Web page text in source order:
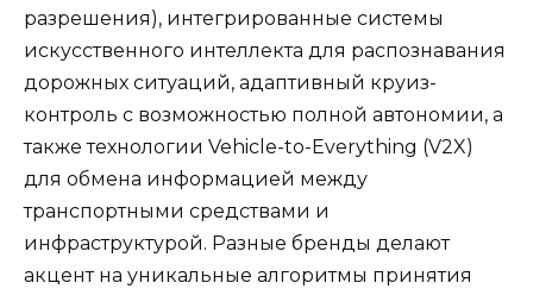
разрешения), интегрированные системы
искусственного интеллекта для распознавания
дорожных ситуаций, адаптивный круиз-
контроль с возможностью полной автономии, а
также технологии Vehicle-to-Everything (V2X)
для обмена информацией между
транспортными средствами и
инфраструктурой. Разные бренды делают
акцент на уникальные алгоритмы принятия